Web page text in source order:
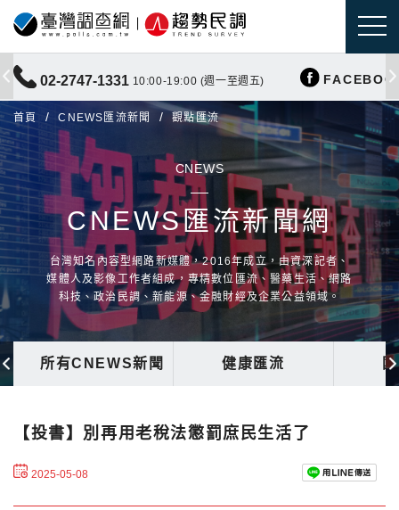
02-2747-1331 10:00-19:00 (週一至週五)
首頁 CNEWS匯流新聞 觀點匯流
CNEWS
CNEWS匯流新聞網
台灣知名內容型網路新媒體，2016年成立，由資深記者、
媒體人及影像工作者組成，專精數位匯流、醫藥生活、網路
科技、政治民調、新能源、金融財經及企業公益領域。
所有CNEWS新聞 健康匯流
【投書】別再用老稅法懲罰庶民生活了
2025-05-08